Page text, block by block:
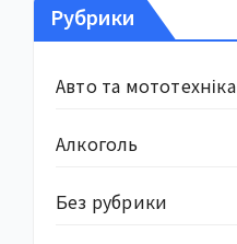
Рубрики
Авто та мототехніка
Алкоголь
Без рубрики